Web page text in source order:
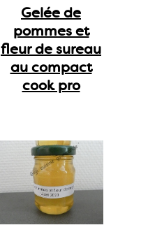
Gelée de
pommes et
fleur de sureau
au compact
cook pro